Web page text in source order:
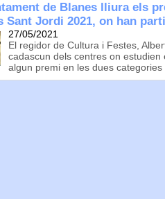
de Blanes lliura els
Sant Jordi 2021, on han
27/05/2021
El regidor de Cultura i Festes,
cadascun dels centres on
algun premi en les dues categories